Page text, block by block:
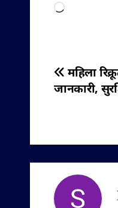
Loading…
पोस्ट
नेविगेशन
महिला
जानकारी,